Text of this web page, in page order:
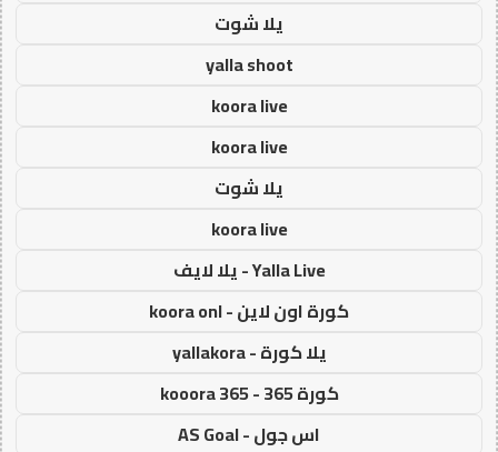
يلا شوت
yalla shoot
koora live
koora live
يلا شوت
koora live
Yalla Live - يلا لايف
كورة اون لاين - koora onl
يلا كورة - yallakora
كورة 365 - kooora 365
اس جول - AS Goal